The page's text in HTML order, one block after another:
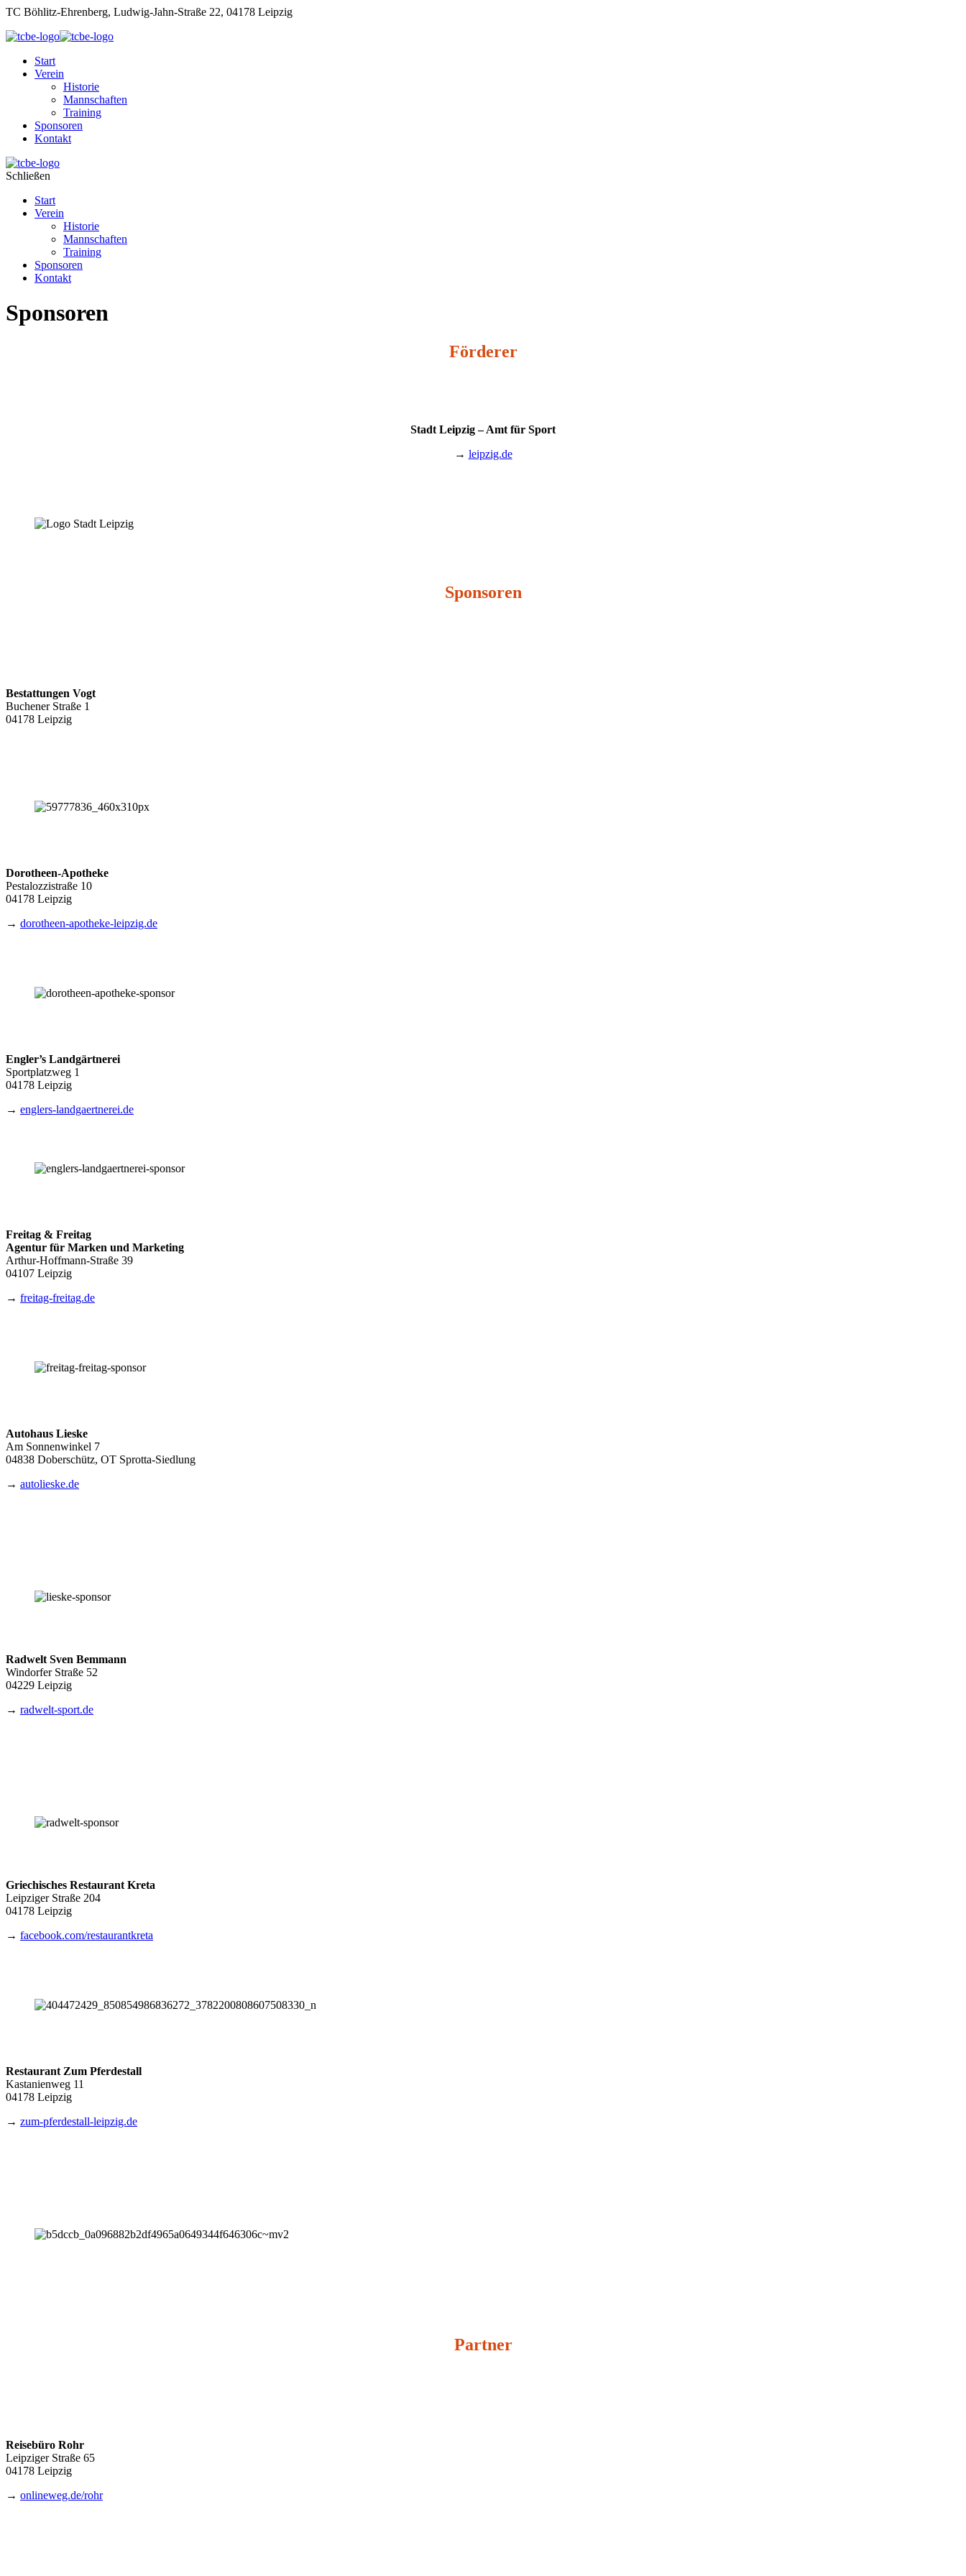
TC Böhlitz-Ehrenberg, Ludwig-Jahn-Straße 22, 04178 Leipzig
Start
Verein
Historie
Mannschaften
Training
Sponsoren
Kontakt
Schließen
Start
Verein
Historie
Mannschaften
Training
Sponsoren
Kontakt
Sponsoren
Förderer
Stadt Leipzig – Amt für Sport
→ leipzig.de
Sponsoren
Bestattungen Vogt
Buchener Straße 1
04178 Leipzig
Dorotheen-Apotheke
Pestalozzistraße 10
04178 Leipzig
→ dorotheen-apotheke-leipzig.de
Engler’s Landgärtnerei
Sportplatzweg 1
04178 Leipzig
→ englers-landgaertnerei.de
Freitag & Freitag
Agentur für Marken und Marketing
Arthur-Hoffmann-Straße 39
04107 Leipzig
→ freitag-freitag.de
Autohaus Lieske
Am Sonnenwinkel 7
04838 Doberschütz, OT Sprotta-Siedlung
→ autolieske.de
Radwelt Sven Bemmann
Windorfer Straße 52
04229 Leipzig
→ radwelt-sport.de
Griechisches Restaurant Kreta
Leipziger Straße 204
04178 Leipzig
→ facebook.com/restaurantkreta
Restaurant Zum Pferdestall
Kastanienweg 11
04178 Leipzig
→ zum-pferdestall-leipzig.de
Partner
Reisebüro Rohr
Leipziger Straße 65
04178 Leipzig
→ onlineweg.de/rohr